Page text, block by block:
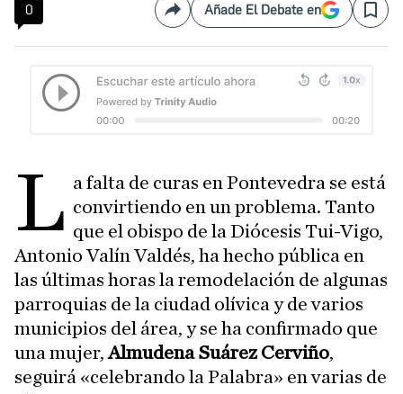
0 CompartirAñade El Debate en Save
L a falta de curas en Pontevedra se está
convirtiendo en un problema. Tanto
que el obispo de la Diócesis Tui-Vigo,
Antonio Valín Valdés, ha hecho pública en
las últimas horas la remodelación de algunas
parroquias de la ciudad olívica y de varios
municipios del área, y se ha confirmado que
una mujer,Almudena Suárez Cerviño,
seguirá «celebrando la Palabra» en varias de